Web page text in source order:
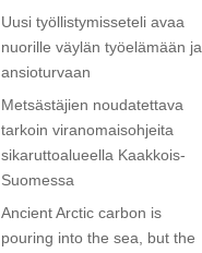
Uusi työllistymisseteli avaa
nuorille väylän työelämään ja
ansioturvaan
Metsästäjien noudatettava
tarkoin viranomaisohjeita
sikaruttoalueella Kaakkois-
Suomessa
Ancient Arctic carbon is
pouring into the sea, but the